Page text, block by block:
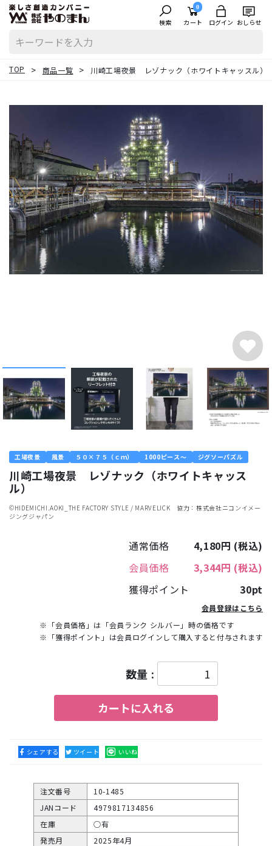
検索
0
カート ログイン おしらせ
TOP 商品一覧 川崎工場夜景 レゾナック（ホワイトキャッスル）
工場夜景 風景 ５０×７５（ｃｍ） 1000ピース～ ジグソーパズル
川崎工場夜景 レゾナック（ホワイトキャッス
ル）
©︎HIDEMICHI.AOKI_THE FACTORY STYLE / MARVELICK 協力：株式会社ニコンイメー
ジングジャパン
通常価格 4,180円 (税込)
会員価格
3,344円 (税込)
獲得ポイント
30pt
会員登録はこちら
※「会員価格」は「会員ランク シルバー」時の価格です
※「獲得ポイント」は会員ログインして購入すると付与されます
数量 :
カートに入れる
シェアする ツイート いいね
注文番号
10-1485
JANコード
4979817134856
在庫
○有
発売月
2025年4月